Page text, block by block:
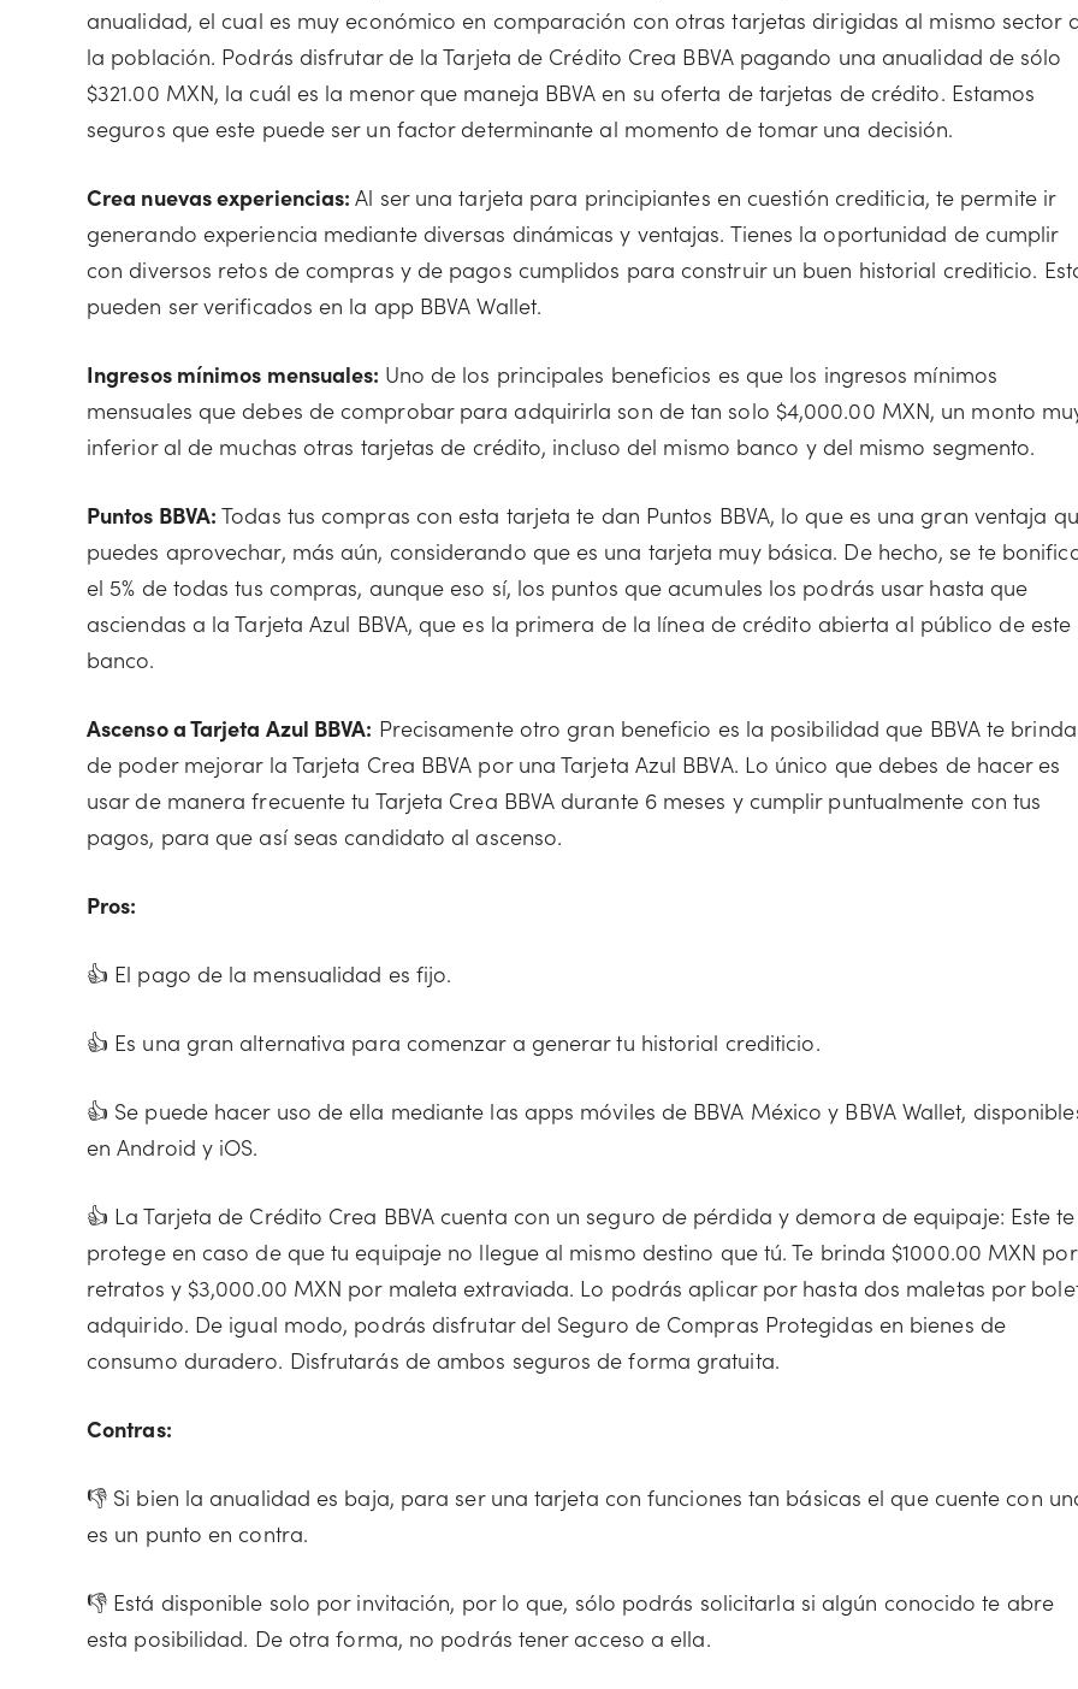
anualidad, el cual es muy económico en comparación con otras tarjetas dirigidas al mismo sector
la población. Podrás disfrutar de la Tarjeta de Crédito Crea BBVA pagando una anualidad de sólo
$321.00 MXN, la cuál es la menor que maneja BBVA en su oferta de tarjetas de crédito. Estamos
seguros que este puede ser un factor determinante al momento de tomar una decisión.
Crea nuevas experiencias:Al ser una tarjeta para principiantes en cuestión crediticia, te permite ir
generando experiencia mediante diversas dinámicas y ventajas. Tienes la oportunidad de cumplir
con diversos retos de compras y de pagos cumplidos para construir un buen historial crediticio.
pueden ser verificados en la app BBVA Wallet.
Ingresos mínimos mensuales: Uno de los principales beneficios es que los ingresos mínimos
mensuales que debes de comprobar para adquirirla son de tan solo $4,000.00 MXN, un monto
inferior al de muchas otras tarjetas de crédito, incluso del mismo banco y del mismo segmento.
Puntos BBVA:Todas tus compras con esta tarjeta te dan Puntos BBVA, lo que es una gran ventaja
puedes aprovechar, más aún, considerando que es una tarjeta muy básica. De hecho, se te
el 5% de todas tus compras, aunque eso sí, los puntos que acumules los podrás usar hasta que
asciendas a la Tarjeta Azul BBVA, que es la primera de la línea de crédito abierta al público de este
banco.
Ascenso a Tarjeta Azul BBVA: Precisamente otro gran beneficio es la posibilidad que BBVA te brinda
de poder mejorar la Tarjeta Crea BBVA por una Tarjeta Azul BBVA. Lo único que debes de hacer es
usar de manera frecuente tu Tarjeta Crea BBVA durante 6 meses y cumplir puntualmente con tus
pagos, para que así seas candidato al ascenso.
Pros:
👍 El pago de la mensualidad es fijo.
👍 Es una gran alternativa para comenzar a generar tu historial crediticio.
👍 Se puede hacer uso de ella mediante las apps móviles de BBVA México y BBVA Wallet,
en Android y iOS.
👍 La Tarjeta de Crédito Crea BBVA cuenta con un seguro de pérdida y demora de equipaje: Este te
protege en caso de que tu equipaje no llegue al mismo destino que tú. Te brinda $1000.00 MXN por
retratos y $3,000.00 MXN por maleta extraviada. Lo podrás aplicar por hasta dos maletas por
adquirido. De igual modo, podrás disfrutar del Seguro de Compras Protegidas en bienes de
consumo duradero. Disfrutarás de ambos seguros de forma gratuita.
Contras:
👎 Si bien la anualidad es baja, para ser una tarjeta con funciones tan básicas el que cuente con
es un punto en contra.
👎 Está disponible solo por invitación, por lo que, sólo podrás solicitarla si algún conocido te abre
esta posibilidad. De otra forma, no podrás tener acceso a ella.